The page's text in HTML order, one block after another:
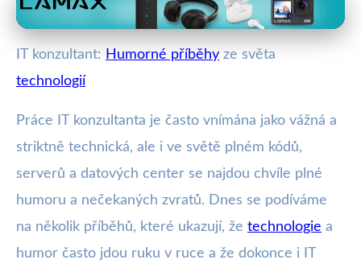
IT odborníci a technologické katastrofy
Smích v IT: Zábavné příhody z
technologického světa
IT konzultant: Humorné příběhy ze světa
technologií
Práce IT konzultanta je často vnímána jako vážná a
striktně technická, ale i ve světě plném kódů,
serverů a datových center se najdou chvíle plné
humoru a nečekaných zvratů. Dnes se podíváme
na několik příběhů, které ukazují, že technologie a
humor často jdou ruku v ruce a že dokonce i IT